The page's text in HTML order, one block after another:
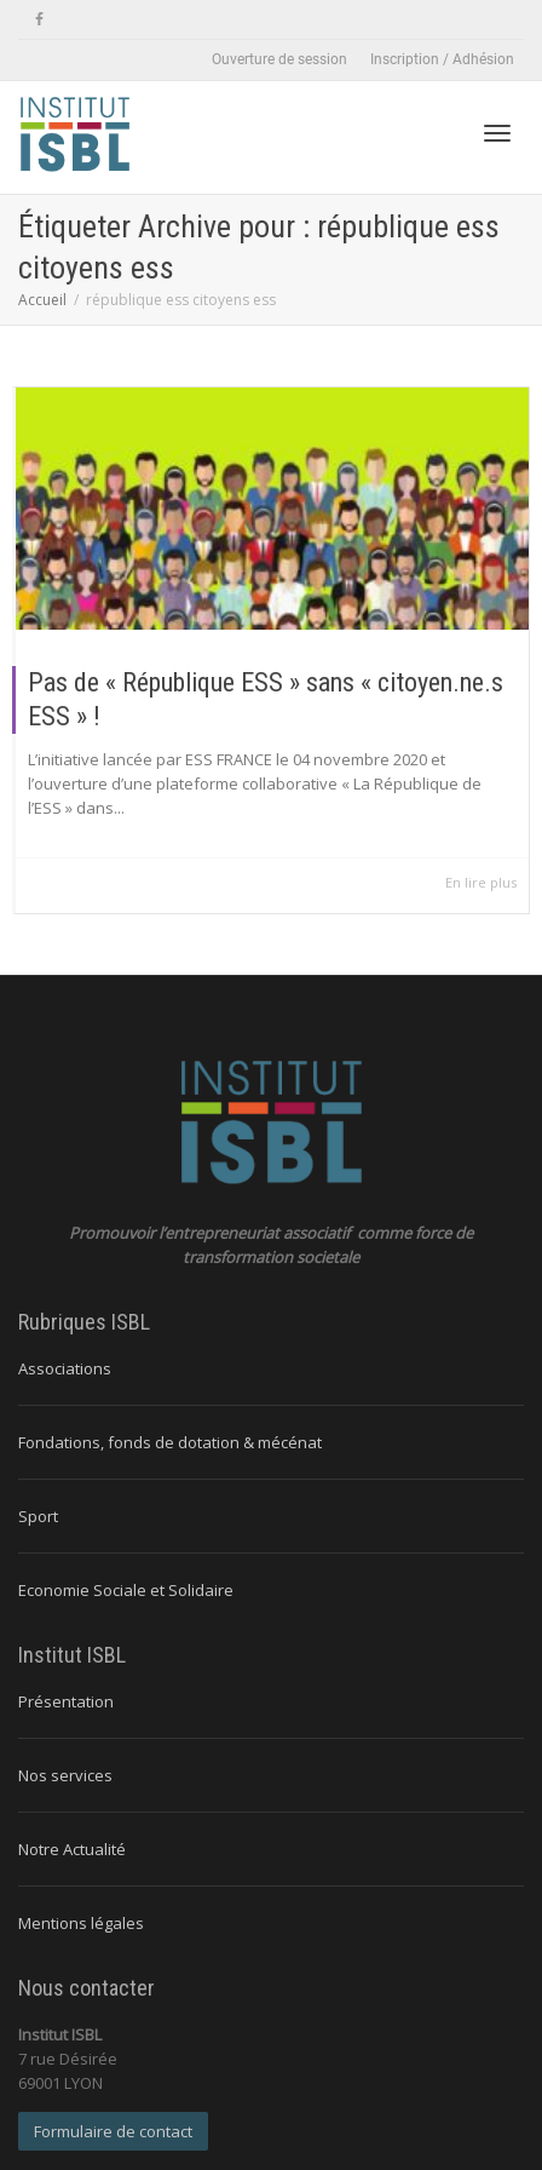
Ouverture de session Inscription / Adhésion
Étiqueter Archive pour : république ess
citoyens ess
Accueil république ess citoyens ess
Pas de « République ESS » sans « citoyen.ne.s
ESS » !
L’initiative lancée par ESS FRANCE le 04 novembre 2020 et
l’ouverture d’une plateforme collaborative « La République de
l’ESS » dans...
En lire plus
Promouvoir l’entrepreneuriat associatif comme force de
transformation societale
Rubriques ISBL
Associations
Fondations, fonds de dotation & mécénat
Sport
Economie Sociale et Solidaire
Institut ISBL
Présentation
Nos services
Notre Actualité
Mentions légales
Nous contacter
Institut ISBL
7 rue Désirée
69001 LYON
Formulaire de contact